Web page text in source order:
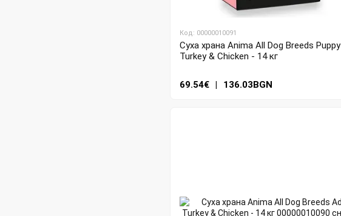
Код: 00000010091
Суха храна Anima All Dog Breeds Puppy
Turkey & Chicken - 14 кг
69.54€ | 136.03BGN